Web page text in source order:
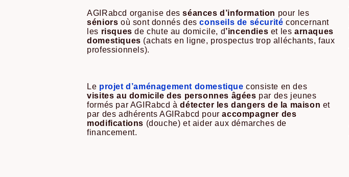
AGIRabcd organise desséances d’information pour les
séniors où sont donnés des conseils de sécurité concernant
les risques de chute au domicile, d’incendies et lesarnaques
domestiques (achats en ligne, prospectus trop alléchants, faux
professionnels).
Le projet d’aménagement domestique consiste en des
visites au domicile des personnes âgées par des jeunes
formés par AGIRabcd àdétecter les dangers de la maison et
par des adhérents AGIRabcd pouraccompagner des
modifications (douche) et aider aux démarches de
financement.